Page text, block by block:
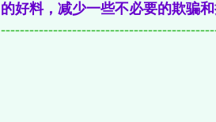
的好料，减少一些不必要的欺骗